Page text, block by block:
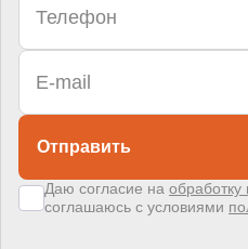
Отправить
Даю согласие на
соглашаюсь с условиями